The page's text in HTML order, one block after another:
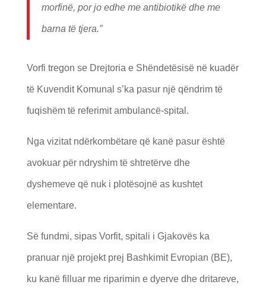
morfinë, por jo edhe me antibiotikë dhe me
barna të tjera.”
Vorfi tregon se Drejtoria e Shëndetësisë në kuadër
të Kuvendit Komunal s’ka pasur një qëndrim të
fuqishëm të referimit ambulancë-spital.
Nga vizitat ndërkombëtare që kanë pasur është
avokuar për ndryshim të shtretërve dhe
dyshemeve që nuk i plotësojnë as kushtet
elementare.
Së fundmi, sipas Vorfit, spitali i Gjakovës ka
pranuar një projekt prej Bashkimit Evropian (BE),
ku kanë filluar me riparimin e dyerve dhe dritareve,